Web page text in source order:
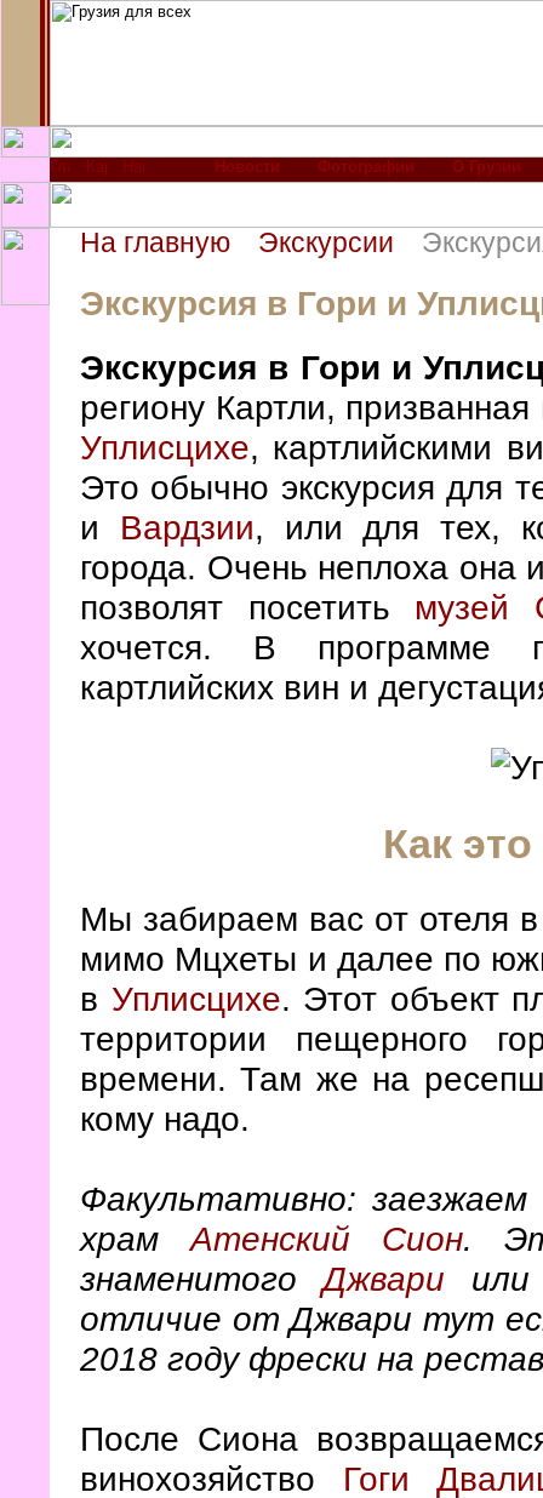
Новости Фотографии О Грузии
На главную Экскурсии
Экскурсия в Гори и
Экскурсия в Гори и
региону Картли,
Уплисцихе, картлийскими
Это обычно экскурсия для
и Вардзии, или для тех,
города. Очень неплоха она
позволят посетить музей
хочется. В программе
картлийских вин и
Как
Мы забираем вас от отеля
мимо Мцхеты и далее по
в Уплисцихе. Этот объект
территории пещерного
времени. Там же на
кому надо.
Факультативно:
храмАтенский Сион.
знаменитогоДжвари или
отличие от Джвари тут
2018 году фрески на
После Сиона
винохозяйство Гоги